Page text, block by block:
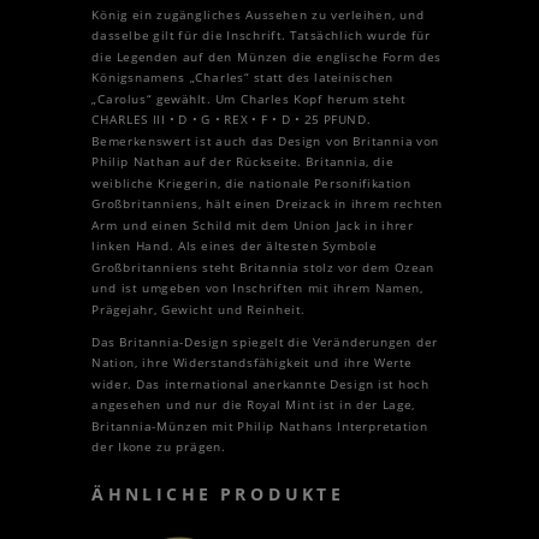
König ein zugängliches Aussehen zu verleihen, und
dasselbe gilt für die Inschrift. Tatsächlich wurde für
die Legenden auf den Münzen die englische Form des
Königsnamens „Charles“ statt des lateinischen
„Carolus“ gewählt. Um Charles Kopf herum steht
CHARLES III • D • G • REX • ​​F • D • 25 PFUND.
Bemerkenswert ist auch das Design von Britannia von
Philip Nathan auf der Rückseite. Britannia, die
weibliche Kriegerin, die nationale Personifikation
Großbritanniens, hält einen Dreizack in ihrem rechten
Arm und einen Schild mit dem Union Jack in ihrer
linken Hand. Als eines der ältesten Symbole
Großbritanniens steht Britannia stolz vor dem Ozean
und ist umgeben von Inschriften mit ihrem Namen,
Prägejahr, Gewicht und Reinheit.
Das Britannia-Design spiegelt die Veränderungen der
Nation, ihre Widerstandsfähigkeit und ihre Werte
wider. Das international anerkannte Design ist hoch
angesehen und nur die Royal Mint ist in der Lage,
Britannia-Münzen mit Philip Nathans Interpretation
der Ikone zu prägen.
ÄHNLICHE PRODUKTE